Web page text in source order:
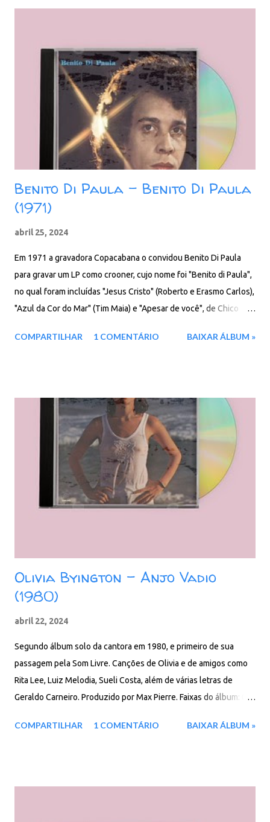
(Tranquilo) 11. Baby Meu Bem (Te Amo) 12. Mi Niña Veneno
(Menina Veneno) (Spanish) 13. The Letter 14. Vôo De Coração
(versão 2008) Download: 118 MB - ZIP - MP3 - 320 Kbps -
REMASTERIZADO MEGA - Filen - Box
Benito Di Paula - Benito Di Paula
(1971)
abril 25, 2024
Em 1971 a gravadora Copacabana o convidou Benito Di Paula
para gravar um LP como crooner, cujo nome foi "Benito di Paula",
no qual foram incluídas "Jesus Cristo" (Roberto e Erasmo Carlos),
"Azul da Cor do Mar" (Tim Maia) e "Apesar de você", de Chico
e teve os discos recolhidos de lojas. Faixas do álbum: 01. Apesar
Da Cor Do Mar 11. Menina 12. Preciso Encontrar Você Download:
83 MB - ZIP - MP3 - 320 Kbps - REMASTERIZADO MEGA - Filen -
COMPARTILHAR 1 COMENTÁRIO BAIXAR ÁLBUM »
Olivia Byington - Anjo Vadio
(1980)
abril 22, 2024
Segundo álbum solo da cantora em 1980, e primeiro de sua
passagem pela Som Livre. Canções de Olivia e de amigos como
Rita Lee, Luiz Melodia, Sueli Costa, além de várias letras de
Geraldo Carneiro. Produzido por Max Pierre. Faixas do álbum: 01.
Branca 05. Uva de Caminhão 06. Dengo Tengo 07. Doce de
COMPARTILHAR 1 COMENTÁRIO BAIXAR ÁLBUM »